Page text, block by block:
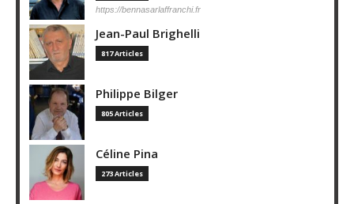
https://bennasarlaffranchi.fr
Jean-Paul Brighelli
817 Articles
Philippe Bilger
805 Articles
Céline Pina
273 Articles